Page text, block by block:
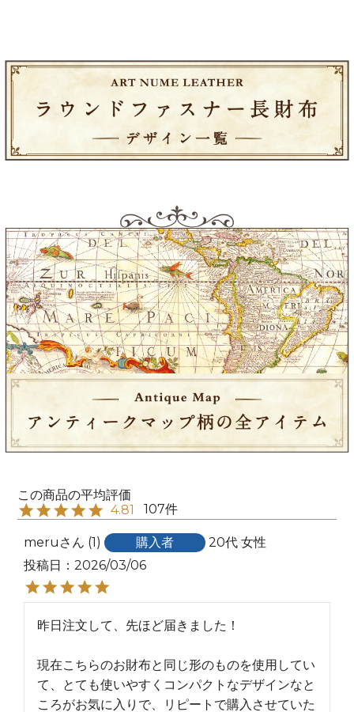
4.81 107
meru 1 購入者 20代 女性
投稿日
2026/03/06
昨日注文して、先ほど届きました！
現在こちらのお財布と同じ形のものを使用してい
て、とても使いやすくコンパクトなデザインなと
ころがお気に入りで、リピートで購入させていた